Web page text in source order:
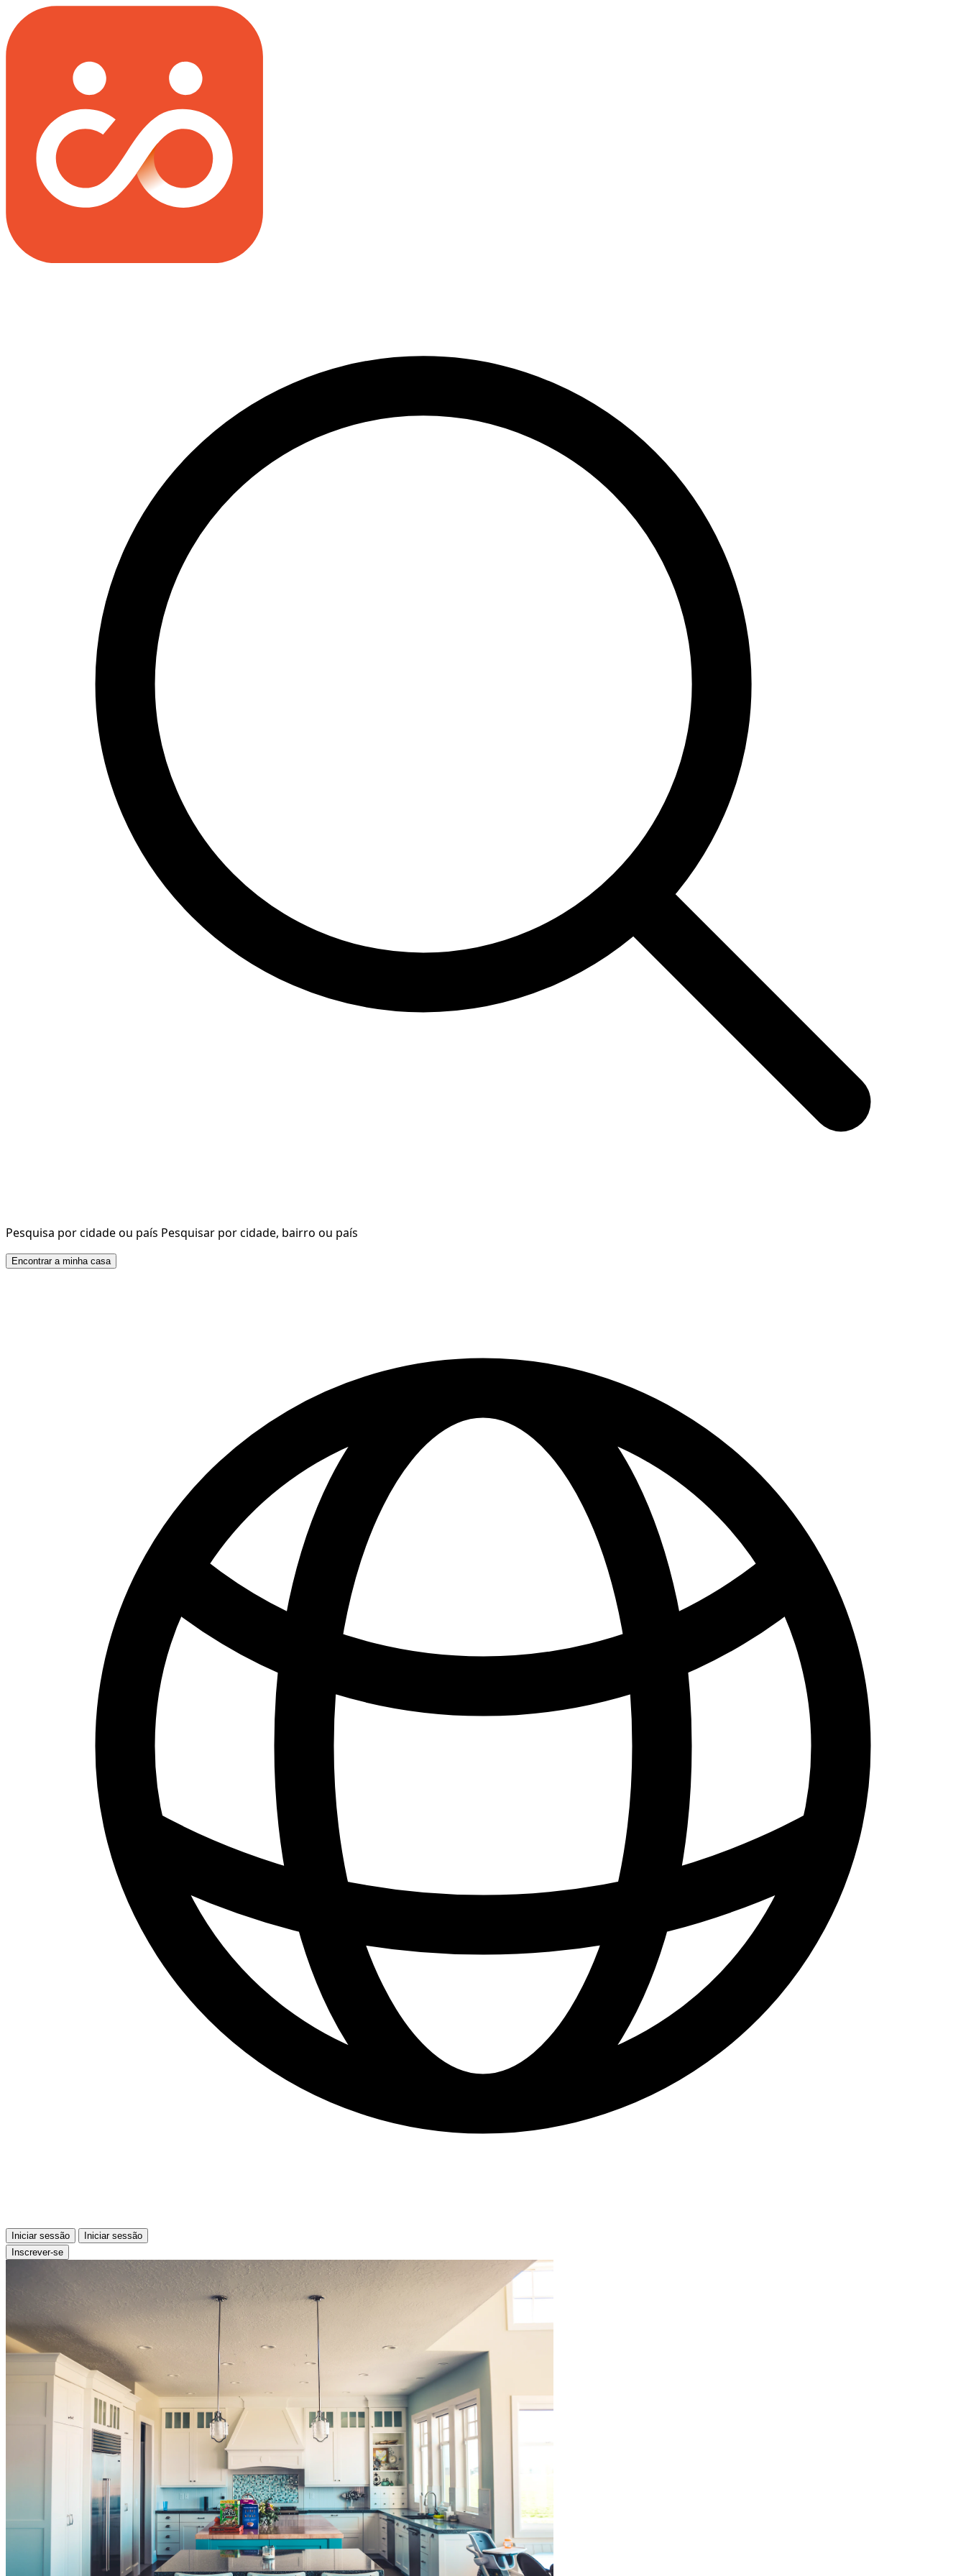
Pesquisa por cidade ou país Pesquisar por cidade, bairro ou país
Encontrar a minha casa
Iniciar sessão
Iniciar sessão
Inscrever-se